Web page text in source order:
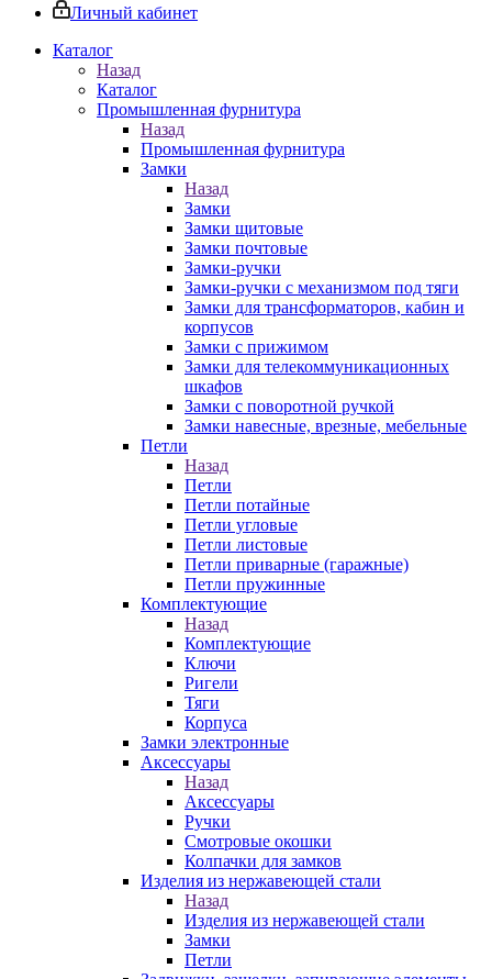
Личный кабинет
Каталог
Назад
Каталог
Промышленная фурнитура
Назад
Промышленная фурнитура
Замки
Назад
Замки
Замки щитовые
Замки почтовые
Замки-ручки
Замки-ручки с механизмом под тяги
Замки для трансформаторов, кабин и
корпусов
Замки с прижимом
Замки для телекоммуникационных
шкафов
Замки с поворотной ручкой
Замки навесные, врезные, мебельные
Петли
Назад
Петли
Петли потайные
Петли угловые
Петли листовые
Петли приварные (гаражные)
Петли пружинные
Комплектующие
Назад
Комплектующие
Ключи
Ригели
Тяги
Корпуса
Замки электронные
Аксессуары
Назад
Аксессуары
Ручки
Смотровые окошки
Колпачки для замков
Изделия из нержавеющей стали
Назад
Изделия из нержавеющей стали
Замки
Петли